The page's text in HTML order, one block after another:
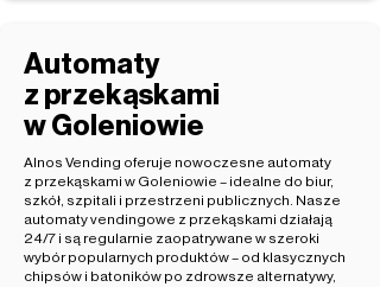
Automaty
z przekąskami
w Goleniowie
Alnos Vending oferuje nowoczesne automaty
z przekąskami w Goleniowie – idealne do biur,
szkół, szpitali i przestrzeni publicznych. Nasze
automaty vendingowe z przekąskami działają
24/7 i są regularnie zaopatrywane w szeroki
wybór popularnych produktów – od klasycznych
chipsów i batoników po zdrowsze alternatywy,